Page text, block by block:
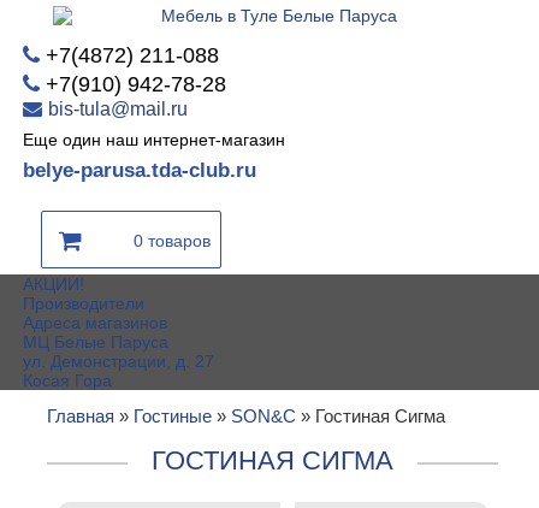
+7(4872) 211-088
+7(910) 942-78-28
bis-tula@mail.ru
Еще один наш интернет-магазин
belye-parusa.tda-club.ru
0 товаров
АКЦИИ!
Производители
Адреса магазинов
МЦ Белые Паруса
ул. Демонстрации, д. 27
Косая Гора
Главная » Гостиные » SON&C » Гостиная Сигма
ГОСТИНАЯ СИГМА